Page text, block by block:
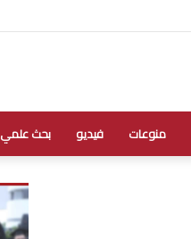
منوعات فيديو بحث علمي